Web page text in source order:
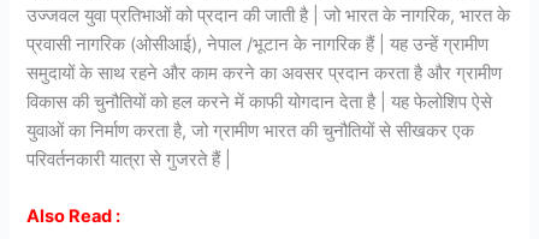
उज्जवल युवा प्रतिभाओं को प्रदान की जाती है | जो भारत के नागरिक, भारत के
प्रवासी नागरिक (ओसीआई), नेपाल /भूटान के नागरिक हैं | यह उन्हें ग्रामीण
समुदायों के साथ रहने और काम करने का अवसर प्रदान करता है और ग्रामीण
विकास की चुनौतियों को हल करने में काफी योगदान देता है | यह फेलोशिप ऐसे
युवाओं का निर्माण करता है, जो ग्रामीण भारत की चुनौतियों से सीखकर एक
परिवर्तनकारी यात्रा से गुजरते हैं |
Also Read :